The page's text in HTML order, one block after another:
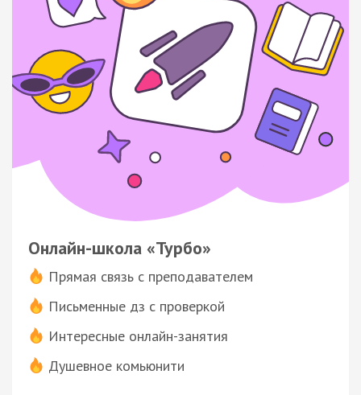
Онлайн-школа «Турбо»
Прямая связь с преподавателем
Письменные дз с проверкой
Интересные онлайн-занятия
Душевное комьюнити